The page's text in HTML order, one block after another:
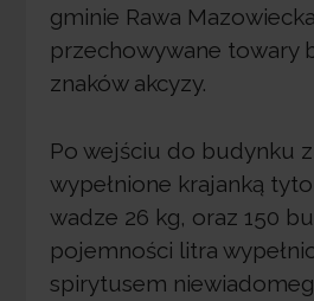
gminie Rawa
przechowywane towary
znaków akcyzy.
Po wejściu do budynku
wypełnione krajanką
wadze 26 kg, oraz 150
pojemności litra
spirytusem